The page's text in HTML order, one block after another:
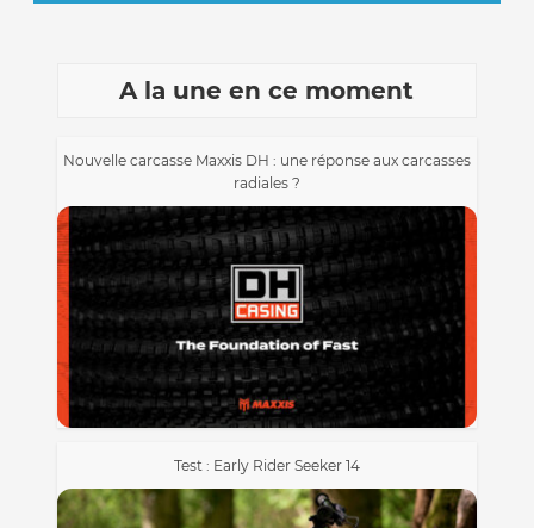
A la une en ce moment
Nouvelle carcasse Maxxis DH : une réponse aux carcasses
radiales ?
Test : Early Rider Seeker 14